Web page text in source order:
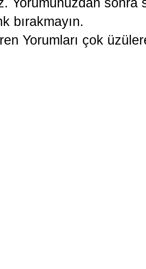
bırakmayın.
Yorumları çok